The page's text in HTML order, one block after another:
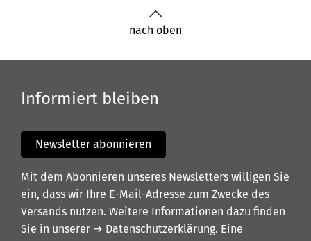
nach oben
Informiert bleiben
Newsletter abonnieren
Mit dem Abonnieren unseres Newsletters willigen Sie
ein, dass wir Ihre E-Mail-Adresse zum Zwecke des
Versands nutzen. Weitere Informationen dazu finden
Sie in unserer → Datenschutzerklärung. Eine